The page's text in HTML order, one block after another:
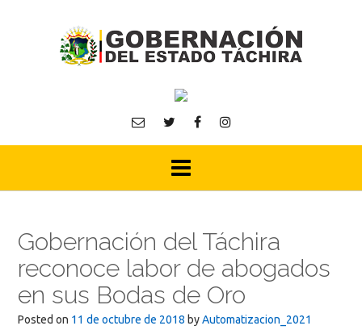
Gobernación del Táchira
reconoce labor de abogados
en sus Bodas de Oro
Posted on 11 de octubre de 2018 byAutomatizacion_2021